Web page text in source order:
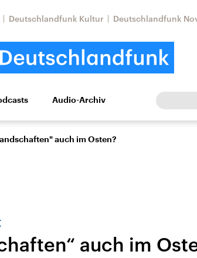
Deutschlandfunk Kultur Deutschlandfunk
Kultur Europa
Nahostkonflikt
Iran
Audio-Archiv
auch im Osten?
auch im